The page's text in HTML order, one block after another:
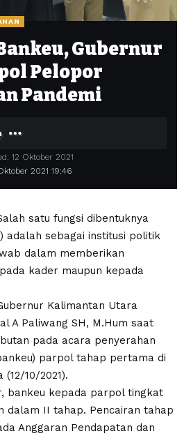
Gubernur
Pelopor
Pandemi
2021 19:46
12 Oktober 2021
satu fungsi dibentuknya
sebagai institusi politik
dalam memberikan
kader maupun kepada
Kalimantan Utara
A Paliwang SH, M.Hum saat
pada acara penyerahan
parpol tahap pertama di
(12/10/2021).
bankeu kepada parpol tingkat
dalam II tahap. Pencairan tahap
Anggaran Pendapatan dan